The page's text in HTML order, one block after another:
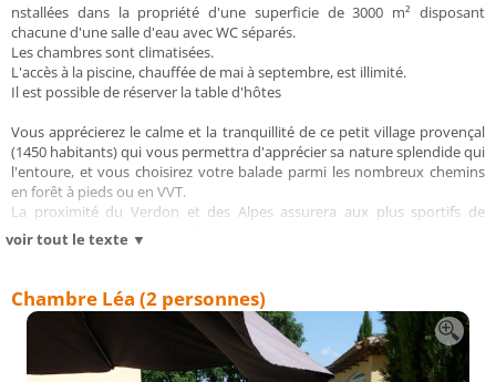
nstallées dans la propriété d'une superficie de 3000 m² disposant
chacune d'une salle d'eau avec WC séparés.
Les chambres sont climatisées.
L'accès à la piscine, chauffée de mai à septembre, est illimité.
Il est possible de réserver la table d'hôtes
Vous apprécierez le calme et la tranquillité de ce petit village provençal
(1450 habitants) qui vous permettra d'apprécier sa nature splendide qui
l'entoure, et vous choisirez votre balade parmi les nombreux chemins
en forêt à pieds ou en VVT.
La proximité du Verdon et des Alpes assurera aux plus sportifs de
nombreuses activités : rafting, canyoning, canoë-kayak, parapente,
escalade, randonnées, équitation … ou tout simplement, baignade,
de route) ou du Lac de Sainte-Croix à seulement 30 minutes.
La situation idéale d'Espigoule (Ginasservis) permet aussi de varier les
excursions touristiques : vous n'êtes qu'à une heure de route des plages
de la cote bleue (Marseille, Carry le Rouet, La Couronne …) et seulement
a une heure et demie de celles de la Côte d'Azur (Cassis, La Ciotat Fréjus,
voir tout le texte ▼
Chambre Léa (2 personnes)